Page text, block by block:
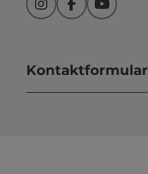
InstagramFacebookYouTube
Kontaktformular